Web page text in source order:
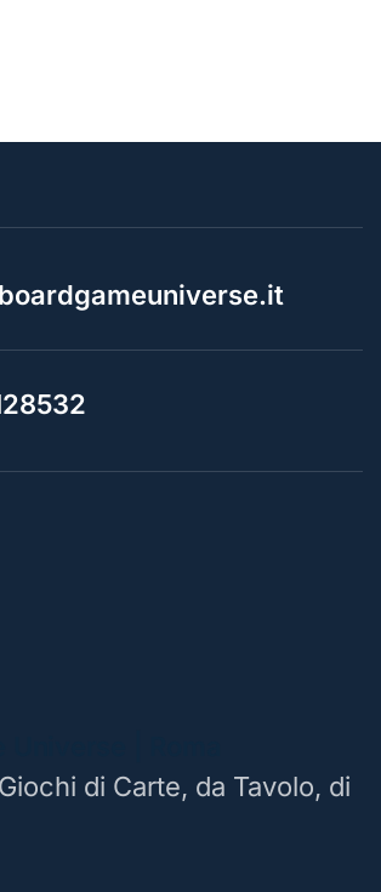
di Carte, da Tavolo, di